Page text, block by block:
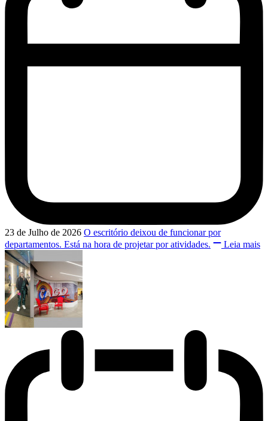
23 de Julho de 2026 O escritório deixou de funcionar por
departamentos. Está na hora de projetar por atividades.
Leia mais